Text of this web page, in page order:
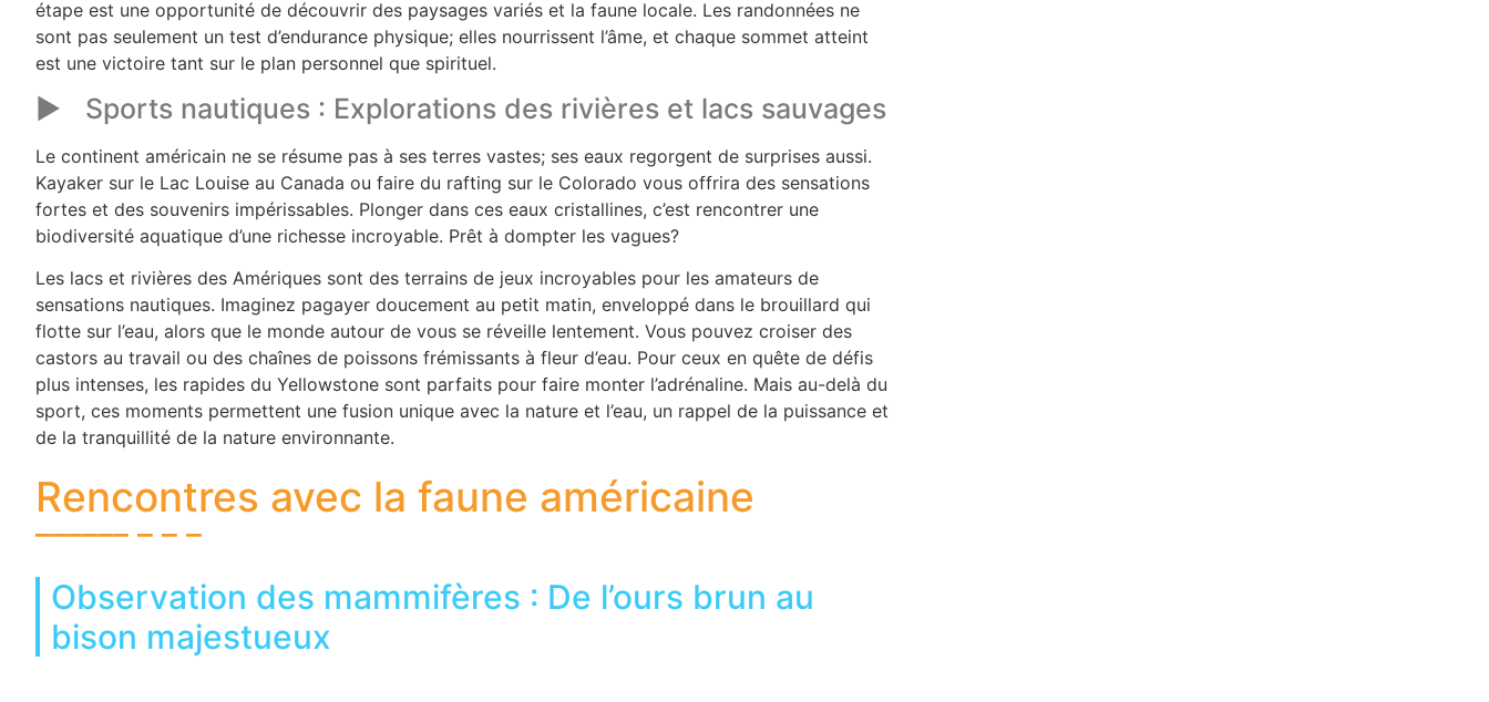
étape est une opportunité de découvrir des paysages variés et la faune locale. Les randonnées ne
sont pas seulement un test d’endurance physique; elles nourrissent l’âme, et chaque sommet atteint
est une victoire tant sur le plan personnel que spirituel.
Sports nautiques : Explorations des rivières et lacs sauvages
Le continent américain ne se résume pas à ses terres vastes; ses eaux regorgent de surprises aussi.
Kayaker sur le Lac Louise au Canada ou faire du rafting sur le Colorado vous offrira des sensations
fortes et des souvenirs impérissables. Plonger dans ces eaux cristallines, c’est rencontrer une
biodiversité aquatique d’une richesse incroyable. Prêt à dompter les vagues?
Les lacs et rivières des Amériques sont des terrains de jeux incroyables pour les amateurs de
sensations nautiques. Imaginez pagayer doucement au petit matin, enveloppé dans le brouillard qui
flotte sur l’eau, alors que le monde autour de vous se réveille lentement. Vous pouvez croiser des
castors au travail ou des chaînes de poissons frémissants à fleur d’eau. Pour ceux en quête de défis
plus intenses, les rapides du Yellowstone sont parfaits pour faire monter l’adrénaline. Mais au-delà du
sport, ces moments permettent une fusion unique avec la nature et l’eau, un rappel de la puissance et
de la tranquillité de la nature environnante.
Rencontres avec la faune américaine
Observation des mammifères : De l’ours brun au
bison majestueux